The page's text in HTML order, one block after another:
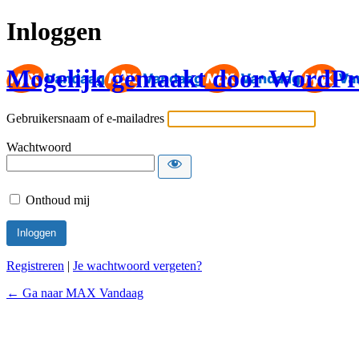
Inloggen
Mogelijk gemaakt door
Gebruikersnaam of e-mailadres
Wachtwoord
Onthoud mij
Registreren | Je wachtwoord vergeten?
← Ga naar MAX Vandaag